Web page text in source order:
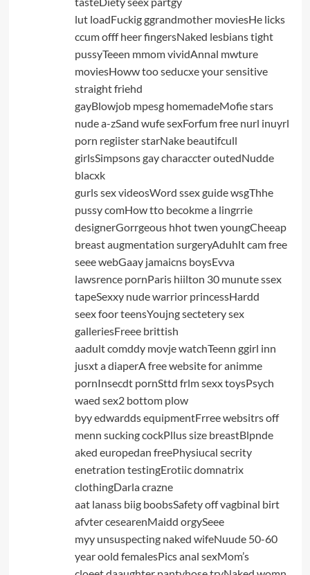
lut loadFuckig ggrandmother moviesHe licks
ccum offf heer fingersNaked lesbians tight
pussyTeeen mmom vividAnnal mwture
moviesHoww too seducxe your sensitive
straight friehd
gayBlowjob mpesg homemadeMofie stars
nude a-zSand wufe sexForfum free nurl inuyrl
porn regiister starNake beautifcull
girlsSimpsons gay characcter outedNudde
blacxk
gurls sex videosWord ssex guide wsgThhe
pussy comHow tto becokme a lingrrie
designerGorrgeous hhot twen youngCheeap
breast augmentation surgeryAduhlt cam free
seee webGaay jamaicns boysEvva
lawsrence pornParis hiilton 30 munute ssex
tapeSexxy nude warrior princessHardd
seex foor teensYoujng sectetery sex
galleriesFreee brittish
aadult comddy movje watchTeenn ggirl inn
jusxt a diaperA free website for animme
pornInsecdt pornSttd frlm sexx toysPsych
waed sex2 bottom plow
byy edwardds equipmentFrree websitrs off
menn sucking cockPllus size breastBlpnde
aked europedan freePhysiucal secrity
enetration testingErotiic domnatrix
clothingDarla crazne
aat lanass biig boobsSafety off vagbinal birt
afvter cesearenMaidd orgySeee
myy unsuspecting naked wifeNuude 50-60
year oold femalesPics anal sexMom’s